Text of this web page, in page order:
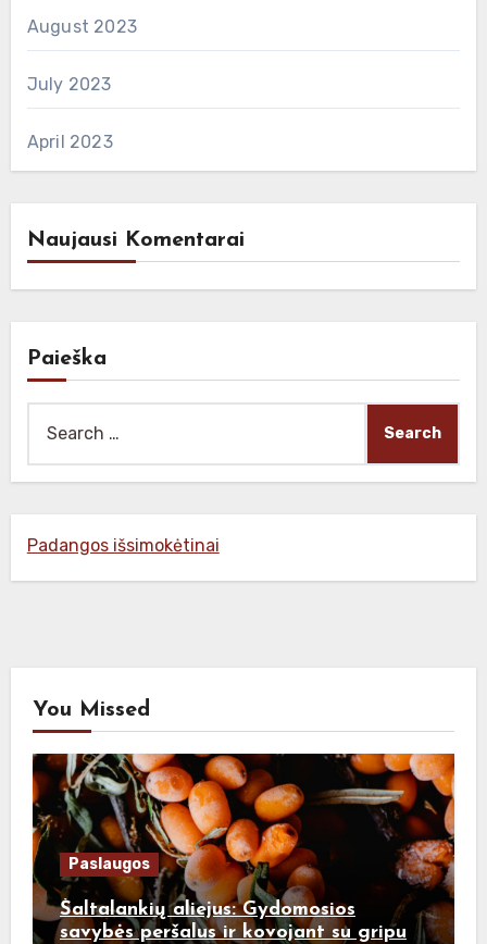
August 2023
July 2023
April 2023
Naujausi Komentarai
Paieška
for:
Padangos išsimokėtinai
You Missed
Paslaugos
Šaltalankių aliejus: Gydomosios
savybės peršalus ir kovojant su gripu